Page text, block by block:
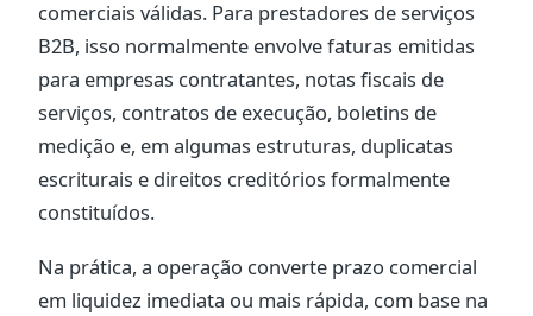
comerciais válidas. Para prestadores de serviços
B2B, isso normalmente envolve faturas emitidas
para empresas contratantes, notas fiscais de
serviços, contratos de execução, boletins de
medição e, em algumas estruturas, duplicatas
escriturais e direitos creditórios formalmente
constituídos.
Na prática, a operação converte prazo comercial
em liquidez imediata ou mais rápida, com base na